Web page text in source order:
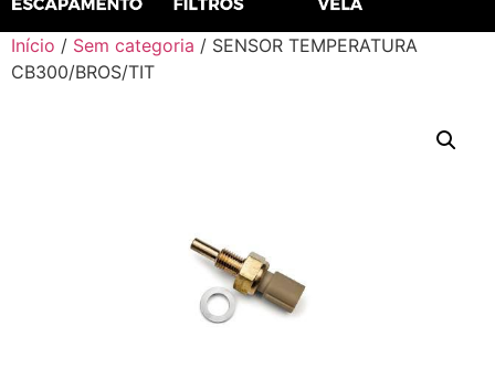
Início / Sem categoria / SENSOR TEMPERATURA
CB300/BROS/TIT